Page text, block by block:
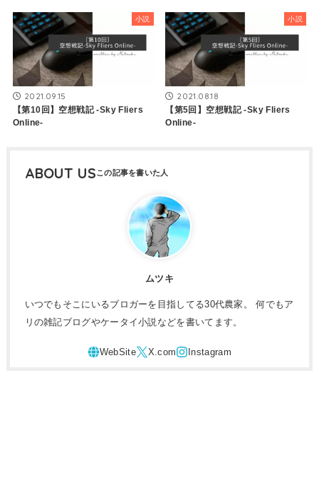
小説
2021.09.15
【第10回】空想戦記 -Sky Fliers
Online-
小説
2021.08.18
【第5回】空想戦記 -Sky Fliers
Online-
ABOUT US
ムツキ
いつでもそこにいるブロガーを目指してる30代農家。 何でもア
リの雑記ブログやケータイ小説などを書いてます。